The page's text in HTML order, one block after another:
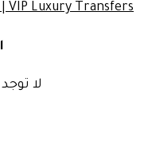
VIP Luxury Transfers
لا